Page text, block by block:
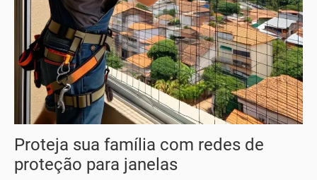
Proteja sua família com redes de
proteção para janelas